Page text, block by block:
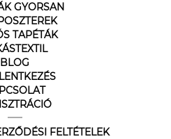
GYORSAN
TAPÉTÁK
BLOG
FELTÉTELEK